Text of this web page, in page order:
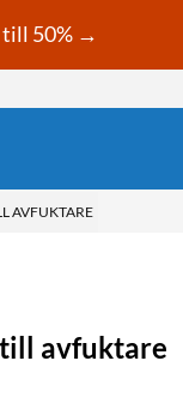
50% →
AVFUKTARE
avfuktare